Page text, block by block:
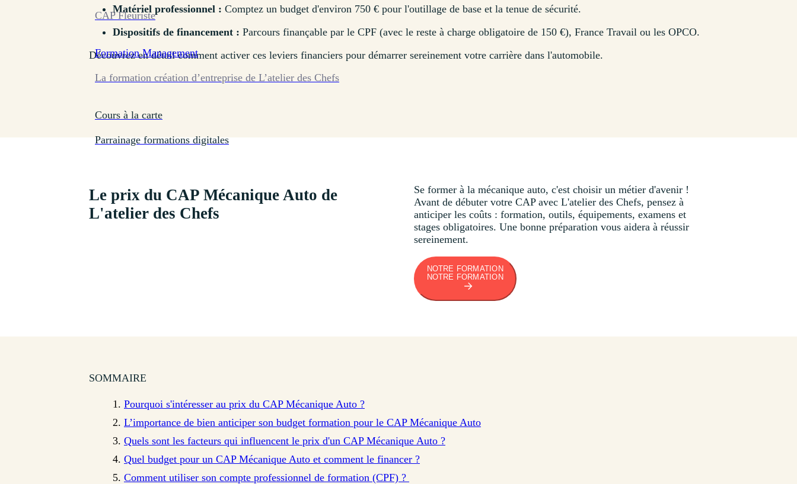
CAP Fleuriste
Formation Management
La formation création d’entreprise de L’atelier des Chefs
Cours à la carte
Parrainage formations digitales
Matériel professionnel : Comptez un budget d'environ 750 € pour l'outillage de base et la tenue de sécurité.
Dispositifs de financement : Parcours finançable par le CPF (avec le reste à charge obligatoire de 150 €), France Travail ou les OPCO.
Découvrez en détail comment activer ces leviers financiers pour démarrer sereinement votre carrière dans l'automobile.
Le prix du CAP Mécanique Auto de
L'atelier des Chefs
Se former à la mécanique auto, c'est choisir un métier d'avenir !
Avant de débuter votre CAP avec L'atelier des Chefs, pensez à
anticiper les coûts : formation, outils, équipements, examens et
stages obligatoires. Une bonne préparation vous aidera à réussir
sereinement.
NOTRE FORMATION
NOTRE FORMATION
SOMMAIRE
Pourquoi s'intéresser au prix du CAP Mécanique Auto ?
L’importance de bien anticiper son budget formation pour le CAP Mécanique Auto
Quels sont les facteurs qui influencent le prix d'un CAP Mécanique Auto ?
Quel budget pour un CAP Mécanique Auto et comment le financer ?
Comment utiliser son compte professionnel de formation (CPF) ?